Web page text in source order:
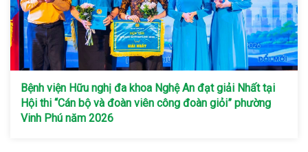
Bệnh viện Hữu nghị đa khoa Nghệ An đạt giải Nhất tại
Hội thi “Cán bộ và đoàn viên công đoàn giỏi” phường
Vinh Phú năm 2026